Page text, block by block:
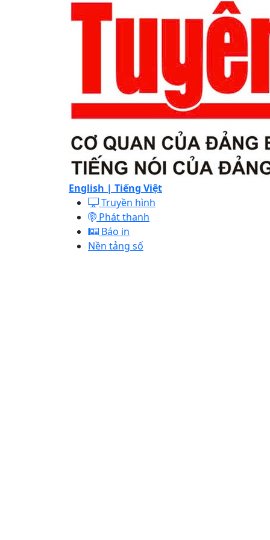
English | Tiếng Việt
Truyền hình
Phát thanh
Báo in
Nền tảng số